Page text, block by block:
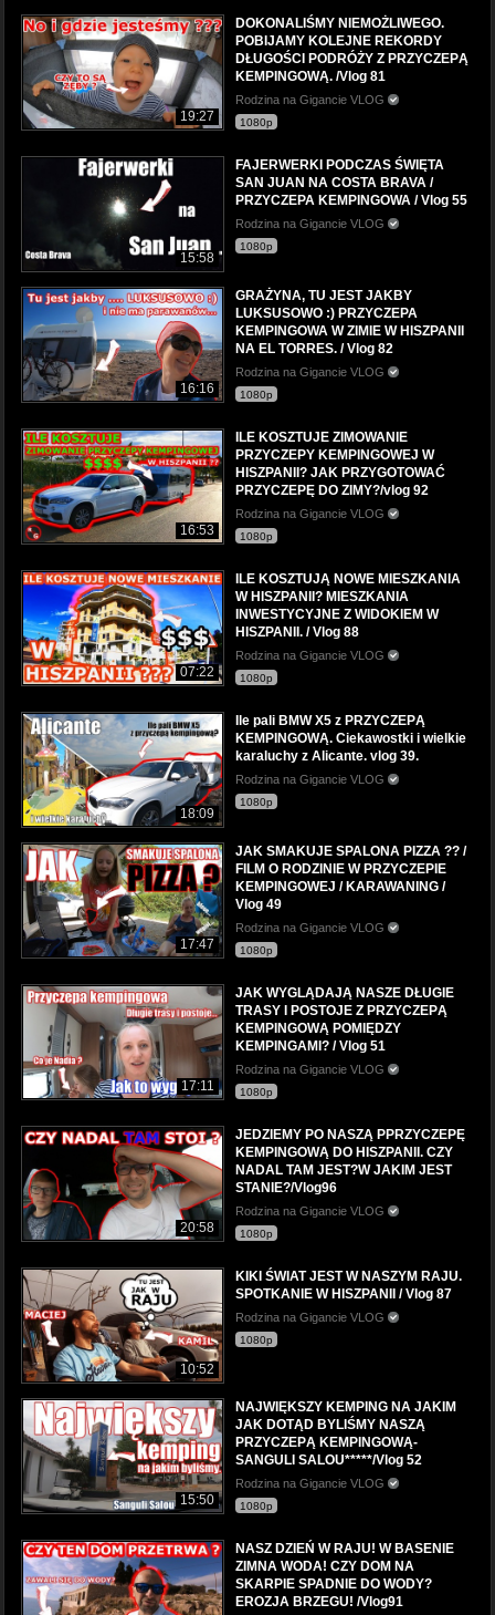
19:27
DOKONALIŚMY NIEMOŻLIWEGO.
POBIJAMY KOLEJNE REKORDY
DŁUGOŚCI PODRÓŻY Z PRZYCZEPĄ
KEMPINGOWĄ. /Vlog 81
Rodzina na Gigancie VLOG
1080p
15:58
FAJERWERKI PODCZAS ŚWIĘTA
SAN JUAN NA COSTA BRAVA /
PRZYCZEPA KEMPINGOWA / Vlog 55
Rodzina na Gigancie VLOG
1080p
16:16
GRAŻYNA, TU JEST JAKBY
LUKSUSOWO :) PRZYCZEPA
KEMPINGOWA W ZIMIE W HISZPANII
NA EL TORRES. / Vlog 82
Rodzina na Gigancie VLOG
1080p
16:53
ILE KOSZTUJE ZIMOWANIE
PRZYCZEPY KEMPINGOWEJ W
HISZPANII? JAK PRZYGOTOWAĆ
PRZYCZEPĘ DO ZIMY?/vlog 92
Rodzina na Gigancie VLOG
1080p
07:22
ILE KOSZTUJĄ NOWE MIESZKANIA
W HISZPANII? MIESZKANIA
INWESTYCYJNE Z WIDOKIEM W
HISZPANII. / Vlog 88
Rodzina na Gigancie VLOG
1080p
18:09
Ile pali BMW X5 z PRZYCZEPĄ
KEMPINGOWĄ. Ciekawostki i wielkie
karaluchy z Alicante. vlog 39.
Rodzina na Gigancie VLOG
1080p
17:47
JAK SMAKUJE SPALONA PIZZA ?? /
FILM O RODZINIE W PRZYCZEPIE
KEMPINGOWEJ / KARAWANING /
Vlog 49
Rodzina na Gigancie VLOG
1080p
17:11
JAK WYGLĄDAJĄ NASZE DŁUGIE
TRASY I POSTOJE Z PRZYCZEPĄ
KEMPINGOWĄ POMIĘDZY
KEMPINGAMI? / Vlog 51
Rodzina na Gigancie VLOG
1080p
20:58
JEDZIEMY PO NASZĄ PPRZYCZEPĘ
KEMPINGOWĄ DO HISZPANII. CZY
NADAL TAM JEST?W JAKIM JEST
STANIE?/Vlog96
Rodzina na Gigancie VLOG
1080p
10:52
KIKI ŚWIAT JEST W NASZYM RAJU.
SPOTKANIE W HISZPANII / Vlog 87
Rodzina na Gigancie VLOG
1080p
15:50
NAJWIĘKSZY KEMPING NA JAKIM
JAK DOTĄD BYLIŚMY NASZĄ
PRZYCZEPĄ KEMPINGOWĄ-
SANGULI SALOU*****/Vlog 52
Rodzina na Gigancie VLOG
1080p
NASZ DZIEŃ W RAJU! W BASENIE
ZIMNA WODA! CZY DOM NA
SKARPIE SPADNIE DO WODY?
EROZJA BRZEGU! /Vlog91